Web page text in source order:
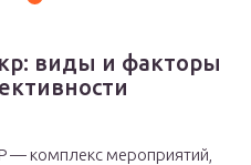
виды и факторы
— комплекс мероприятий,